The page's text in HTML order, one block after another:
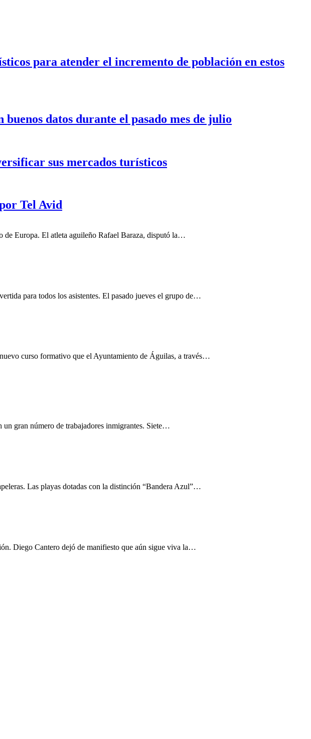
para atender el incremento de población en estos
datos durante el pasado mes de julio
sus mercados turísticos
Tel Avid
de Europa. El atleta aguileño Rafael Baraza, disputó la…
para todos los asistentes. El pasado jueves el grupo de…
curso formativo que el Ayuntamiento de Águilas, a través…
un gran número de trabajadores inmigrantes. Siete…
Las playas dotadas con la distinción “Bandera Azul”…
Diego Cantero dejó de manifiesto que aún sigue viva la…